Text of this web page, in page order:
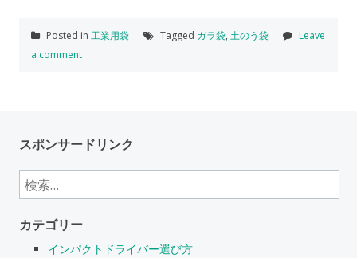
Posted in 工業用袋 Tagged ガラ袋, 土のう袋
Leave
a comment
スポンサードリンク
検
索:
カテゴリー
インパクトドライバー選び方